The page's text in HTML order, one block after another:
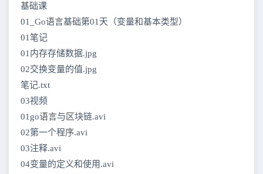
基础课
01_Go语言基础第01天（变量和基本类型）
01笔记
01内存存储数据.jpg
02交换变量的值.jpg
笔记.txt
03视频
01go语言与区块链.avi
02第一个程序.avi
03注释.avi
04变量的定义和使用.avi